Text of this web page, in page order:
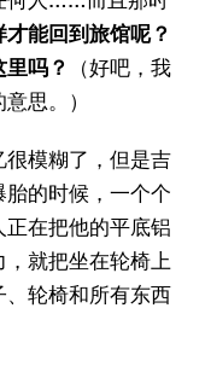
才能回到旅馆呢？
吗？
（好吧，我
思。）
模糊了，但是吉
的时候，一个个
在把他的平底铝
就把坐在轮椅上
轮椅和所有东西